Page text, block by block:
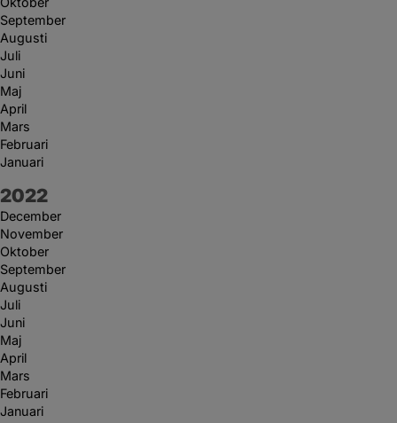
September
Augusti
Juli
Juni
Maj
April
Mars
Februari
Januari
År:
2022
December
November
Oktober
September
Augusti
Juli
Juni
Maj
April
Mars
Februari
Januari